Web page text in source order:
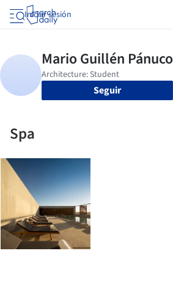
Iniciar sesión
Seguir
Spa